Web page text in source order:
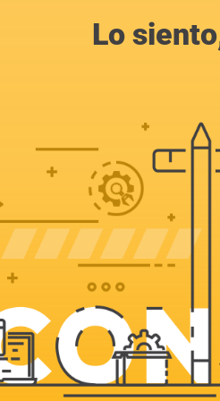
Lo